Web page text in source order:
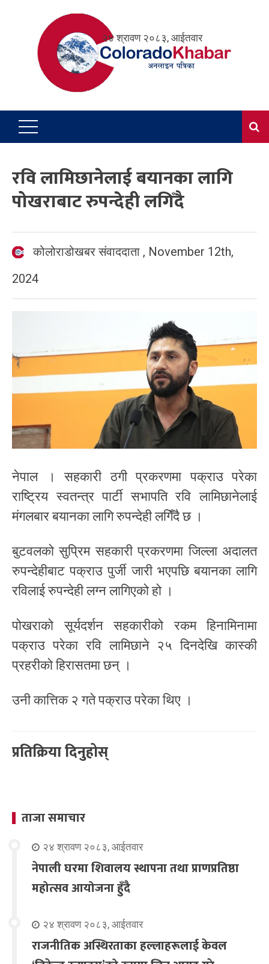
२४ श्रावण २०८३, आईतवार
रवि लामिछानेलाई बयानका लागि
पोखराबाट रुपन्देही लगिँदै
कोलोराडोखबर संवाददाता , November 12th,
2024
नेपाल । सहकारी ठगी प्रकरणमा पक्राउ परेका
राष्ट्रिय स्वतन्त्र पार्टी सभापति रवि लामिछानेलाई
मंगलबार बयानका लागि रुपन्देही लगिँदै छ ।
बुटवलको सुप्रिम सहकारी प्रकरणमा जिल्ला अदालत
रुपन्देहीबाट पक्राउ पुर्जी जारी भएपछि बयानका लागि
रविलाई रुपन्देही लग्न लागिएको हो ।
पोखराको सूर्यदर्शन सहकारीको रकम हिनामिनामा
पक्राउ परेका रवि लामिछाने २५ दिनदेखि कास्की
प्रहरीको हिरासतमा छन् ।
उनी कात्तिक २ गते पक्राउ परेका थिए ।
प्रतिक्रिया दिनुहोस्
ताजा समाचार
२४ श्रावण २०८३, आईतवार
नेपाली घरमा शिवालय स्थापना तथा प्राणप्रतिष्ठा
महोत्सव आयोजना हुँदै
२४ श्रावण २०८३, आईतवार
राजनीतिक अस्थिरताका हल्लाहरूलाई केवल